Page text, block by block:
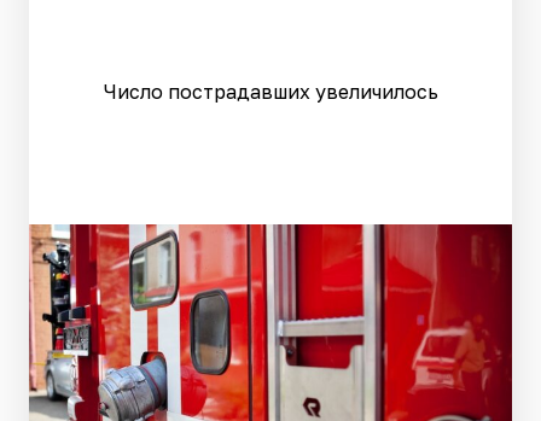
Число пострадавших увеличилось